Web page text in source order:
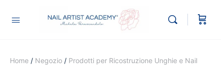
Home / Negozio / Prodotti per Ricostruzione Unghie e Nail